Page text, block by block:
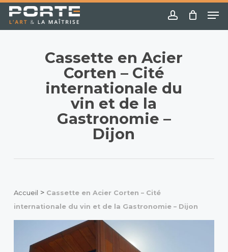
Skip
main
account
Cassette en Acier
Corten – Cité
internationale du
vin et de la
Gastronomie –
Dijon
Accueil > Cassette en Acier Corten – Cité
internationale du vin et de la Gastronomie – Dijon